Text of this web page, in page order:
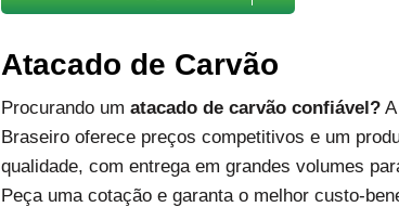
Atacado de Carvão
Procurando um atacado de carvão confiável?A
Braseiro oferece preços competitivos e um
qualidade, com entrega em grandes volumes
Peça uma cotação e garanta o melhor custo-